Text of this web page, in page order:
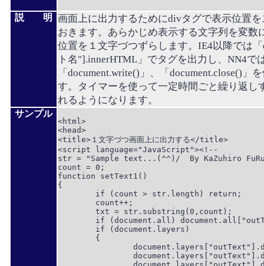
説 明
画面上に出力するためにdivタグで表示位置
おきます。あらかじめ表示する文字列を変数
位置を１文字づつずらします。IE4以降では
ト名"].innerHTML」でタグを出力し、NN4で
「document.write()」、「document.close()」
す。タイマーを使って一定時間ごと繰り返し
れるようになります。
サンプル
<html>
<head>
<title>１文字づつ画面上に出力する</title>
<script language="JavaScript"><!--
str = "Sample text...(^^)/  By KaZuhiro
count = 0;
function setText1()
{